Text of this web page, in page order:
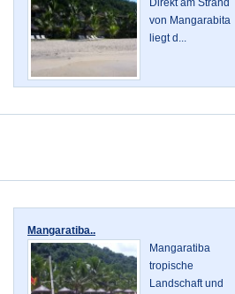
Direkt am Strand
von Mangarabita
liegt d...
Mangaratiba..
Mangaratiba
tropische
Landschaft und